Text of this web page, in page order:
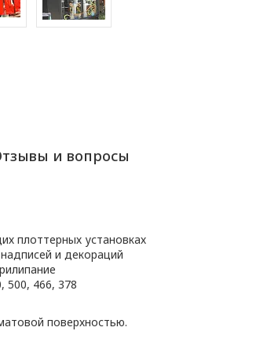
и вопросы
плоттерных установках
и декораций
500, 466, 378
поверхностью.